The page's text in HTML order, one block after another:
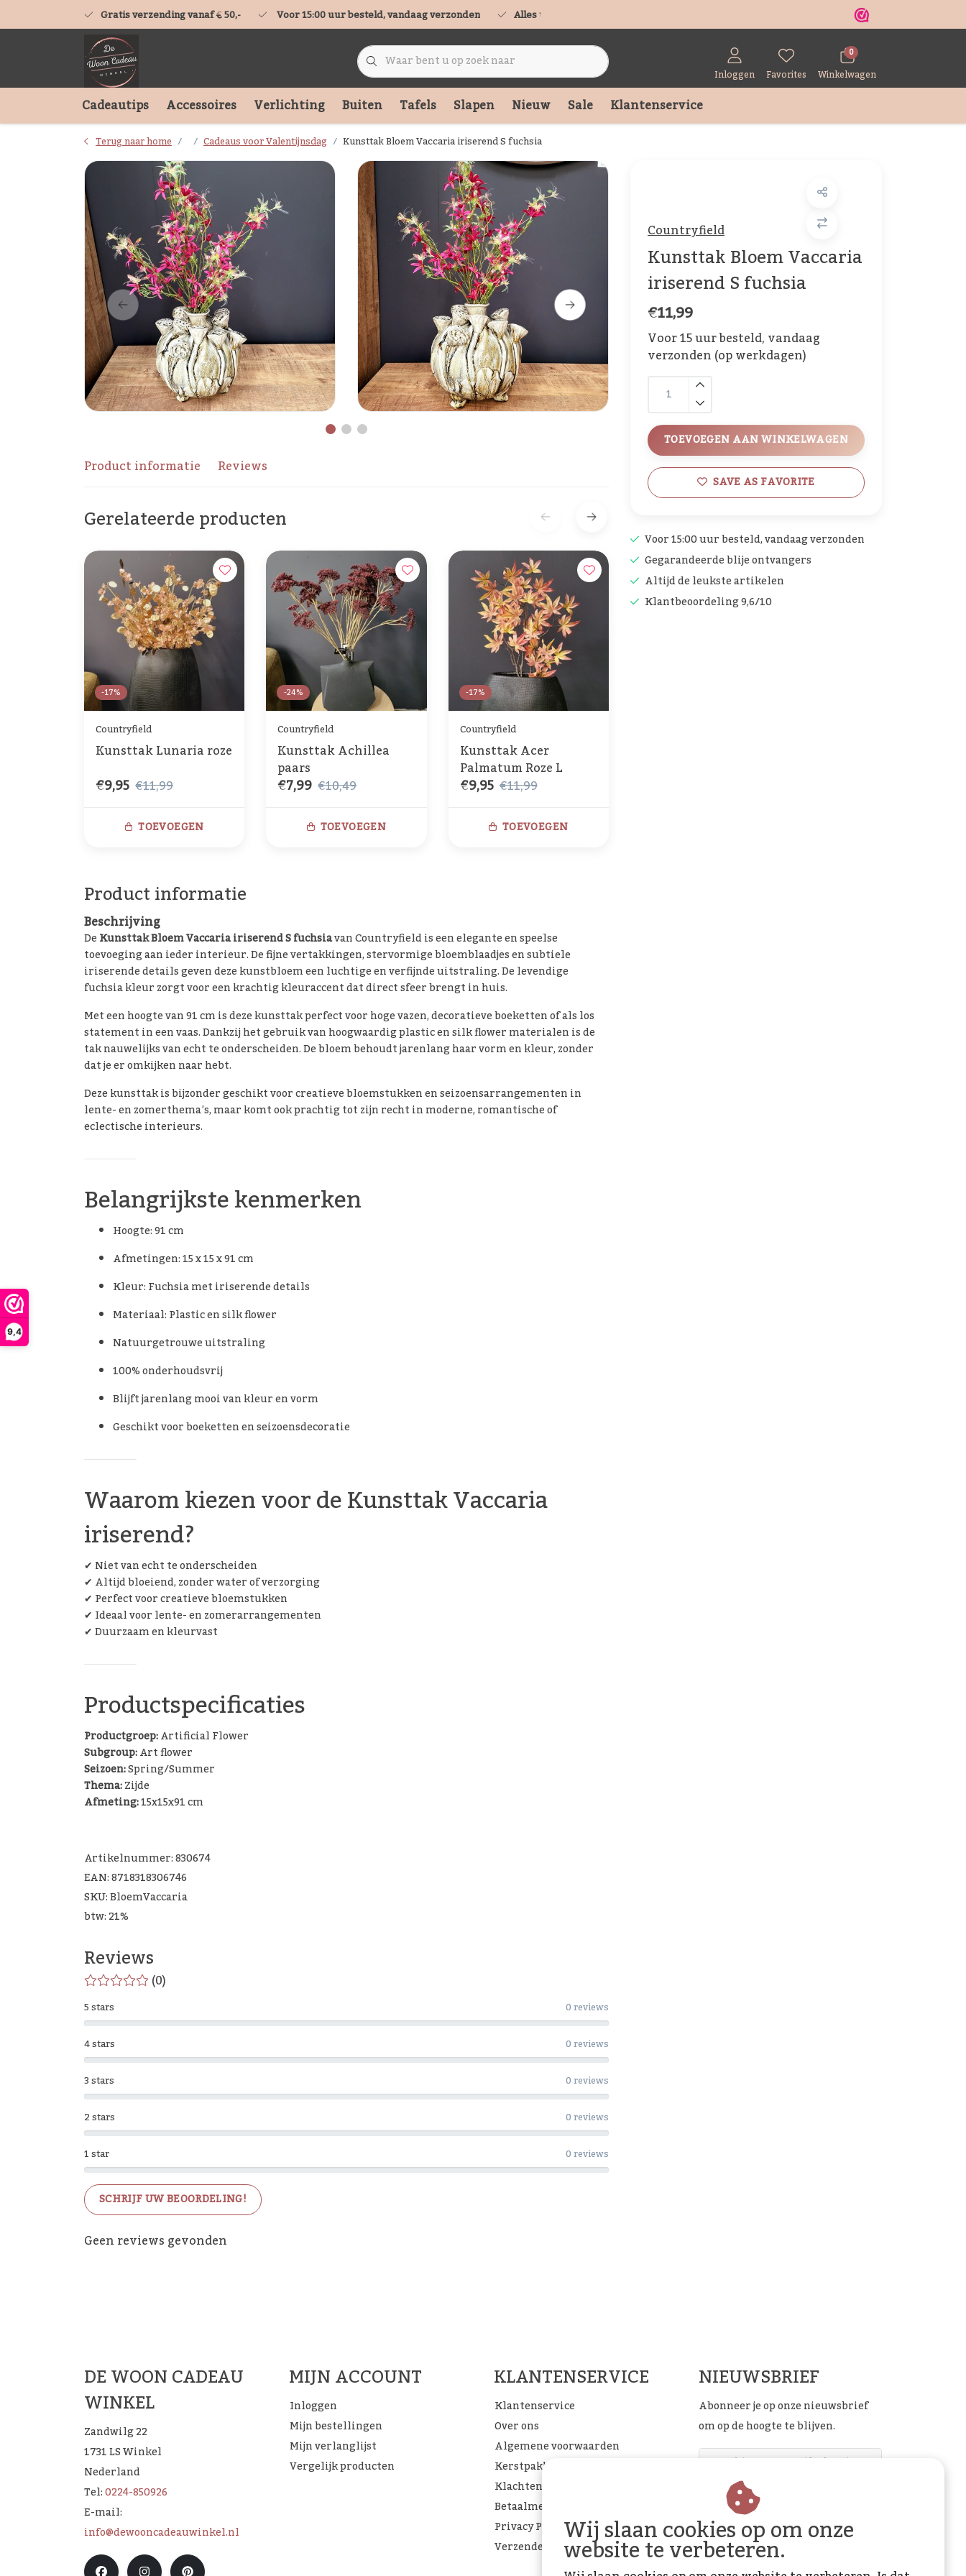
9,4
Gratis verzending vanaf € 50,- Voor 15:00 uur besteld, vandaag verzonden Alles uit voorraad leverbaar
Inloggen Favorites
0
Winkelwagen
Cadeautips Accessoires Verlichting Buiten Tafels Slapen Nieuw Sale Klantenservice
Terug naar home Cadeaus voor Valentijnsdag Kunsttak Bloem Vaccaria iriserend S fuchsia
Countryfield
Kunsttak Bloem Vaccaria
iriserend S fuchsia
€11,99
Voor 15 uur besteld, vandaag
verzonden (op werkdagen)
TOEVOEGEN AAN WINKELWAGEN
SAVE AS FAVORITE
Voor 15:00 uur besteld, vandaag verzonden
Gegarandeerde blije ontvangers
Altijd de leukste artikelen
Klantbeoordeling 9,6/10
Product informatie Reviews
Gerelateerde producten
-17%
Countryfield
Kunsttak Lunaria roze
€9,95 €11,99
TOEVOEGEN
-24%
Countryfield
Kunsttak Achillea
paars
€7,99 €10,49
TOEVOEGEN
-17%
Countryfield
Kunsttak Acer
Palmatum Roze L
€9,95 €11,99
TOEVOEGEN
Product informatie
Beschrijving
DeKunsttak Bloem Vaccaria iriserend S fuchsiavan Countryfield is een elegante en speelse
toevoeging aan ieder interieur. De fijne vertakkingen, stervormige bloemblaadjes en subtiele
iriserende details geven deze kunstbloem een luchtige en verfijnde uitstraling. De levendige
fuchsia kleur zorgt voor een krachtig kleuraccent dat direct sfeer brengt in huis.
Met een hoogte van 91 cm is deze kunsttak perfect voor hoge vazen, decoratieve boeketten of als los
statement in een vaas. Dankzij het gebruik van hoogwaardig plastic en silk flower materialen is de
tak nauwelijks van echt te onderscheiden. De bloem behoudt jarenlang haar vorm en kleur, zonder
dat je er omkijken naar hebt.
Deze kunsttak is bijzonder geschikt voor creatieve bloemstukken en seizoensarrangementen in
lente- en zomerthema’s, maar komt ook prachtig tot zijn recht in moderne, romantische of
eclectische interieurs.
Belangrijkste kenmerken
Hoogte: 91 cm
Afmetingen: 15 x 15 x 91 cm
Kleur: Fuchsia met iriserende details
Materiaal: Plastic en silk flower
Natuurgetrouwe uitstraling
100% onderhoudsvrij
Blijft jarenlang mooi van kleur en vorm
Geschikt voor boeketten en seizoensdecoratie
Waarom kiezen voor de Kunsttak Vaccaria
iriserend?
✔ Niet van echt te onderscheiden
✔ Altijd bloeiend, zonder water of verzorging
✔ Perfect voor creatieve bloemstukken
✔ Ideaal voor lente- en zomerarrangementen
✔ Duurzaam en kleurvast
Productspecificaties
Productgroep:Artificial Flower
Subgroup:Art flower
Seizoen:Spring/Summer
Thema:Zijde
Afmeting:15x15x91 cm
Artikelnummer: 830674
EAN: 8718318306746
SKU: BloemVaccaria
btw: 21%
Reviews
(0)
1 star 0 reviews
2 stars 0 reviews
3 stars 0 reviews
4 stars 0 reviews
5 stars 0 reviews
SCHRIJF UW BEOORDELING!
Geen reviews gevonden
DE WOON CADEAU
WINKEL
Zandwilg 22
1731 LS Winkel
Nederland
Tel:0224-850926
E-mail:
info@dewooncadeauwinkel.nl
MIJN ACCOUNT
Inloggen
Mijn bestellingen
Mijn verlanglijst
Vergelijk producten
KLANTENSERVICE
Klantenservice
Over ons
Algemene voorwaarden
Kerstpakketten
Klachtenpagina
Betaalmethoden
Privacy Policy
Verzenden & retourneren
NIEUWSBRIEF
Abonneer je op onze nieuwsbrief
om op de hoogte te blijven.
ABONNEER
Wij slaan cookies op om onze
website te verbeteren.